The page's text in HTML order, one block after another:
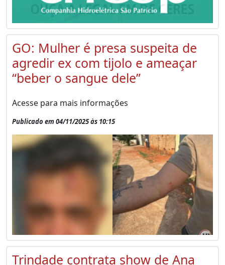
GO: Mulher é presa suspeita de
agredir ex com tijolo e ameaçar
“beber o sangue dele”
Acesse para mais informações
Publicado em 04/11/2025 às 10:15
Trindade contrata show de Ana